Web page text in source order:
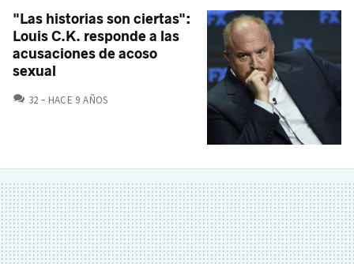
"Las historias son ciertas":
Louis C.K. responde a las
acusaciones de acoso
sexual
32 COMENTARIOS
HACE 9 AÑOS